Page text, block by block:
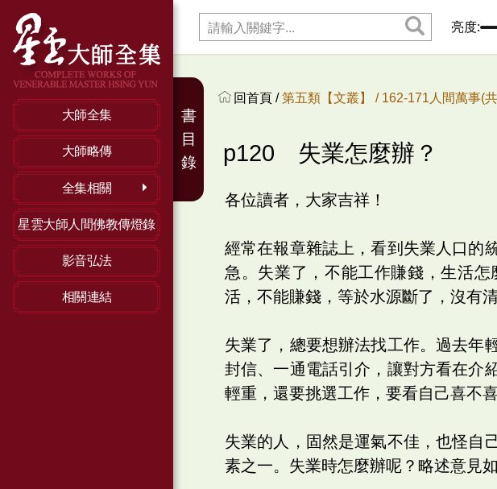
大師全集
大師略傳
全集相關
星雲大師人間佛教傳燈錄
影音弘法
相關連結
亮度:
回首頁 /第五類【文叢】 / 162-171人間萬事(
p120 失業怎麼辦？
各位讀者，大家吉祥！
經常在報章雜誌上，看到失業人口的
急。失業了，不能工作賺錢，生活
活，不能賺錢，等於水源斷了，沒有
失業了，總要想辦法找工作。過去年
封信、一通電話引介，讓對方看在介
輕重，還要挑選工作，要看自己喜不
失業的人，固然是運氣不佳，也怪自
素之一。失業時怎麼辦呢？略述意見如
書
目
錄